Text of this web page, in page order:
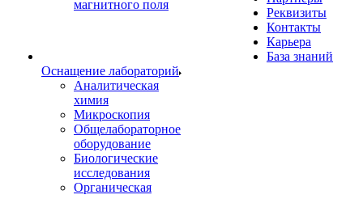
магнитного поля
Оснащение лабораторий
Аналитическая
химия
Микроскопия
Общелабораторное
оборудование
Биологические
исследования
Органическая
Реквизиты
Контакты
Карьера
База знаний